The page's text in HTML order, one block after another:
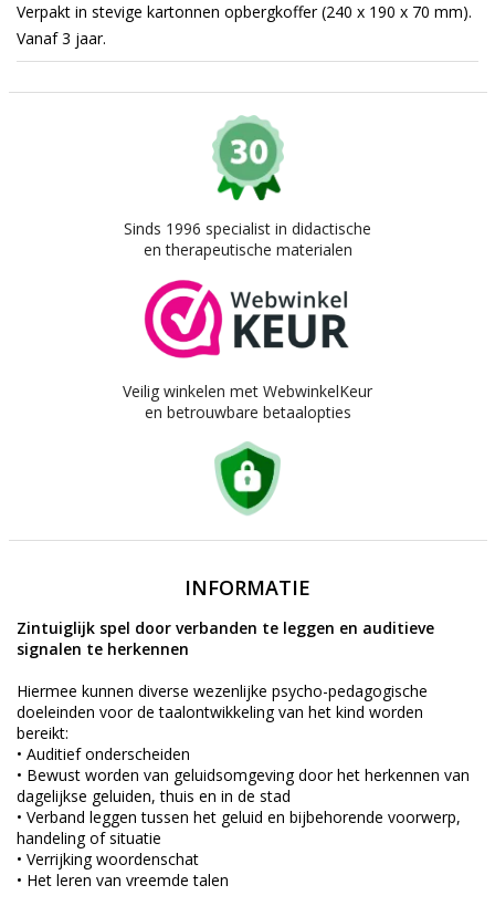
Verpakt in stevige kartonnen opbergkoffer (240 x 190 x 70 mm).
Vanaf 3 jaar.
Sinds 1996 specialist in didactische
en therapeutische materialen
Veilig winkelen met WebwinkelKeur
en betrouwbare betaalopties
INFORMATIE
Zintuiglijk spel door verbanden te leggen en auditieve
signalen te herkennen
Hiermee kunnen diverse wezenlijke psycho-pedagogische
doeleinden voor de taalontwikkeling van het kind worden
bereikt:
• Auditief onderscheiden
• Bewust worden van geluidsomgeving door het herkennen van
dagelijkse geluiden, thuis en in de stad
• Verband leggen tussen het geluid en bijbehorende voorwerp,
handeling of situatie
• Verrijking woordenschat
• Het leren van vreemde talen